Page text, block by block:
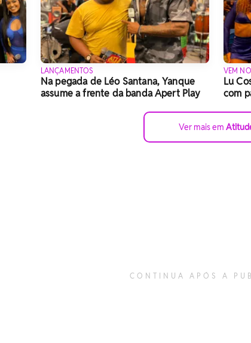
LANÇAMENTOS
Na pegada de Léo Santana, Yanque
assume a frente da banda Apert Play
VEM
Lu
com
Ver mais em
CONTINUA APÓS A